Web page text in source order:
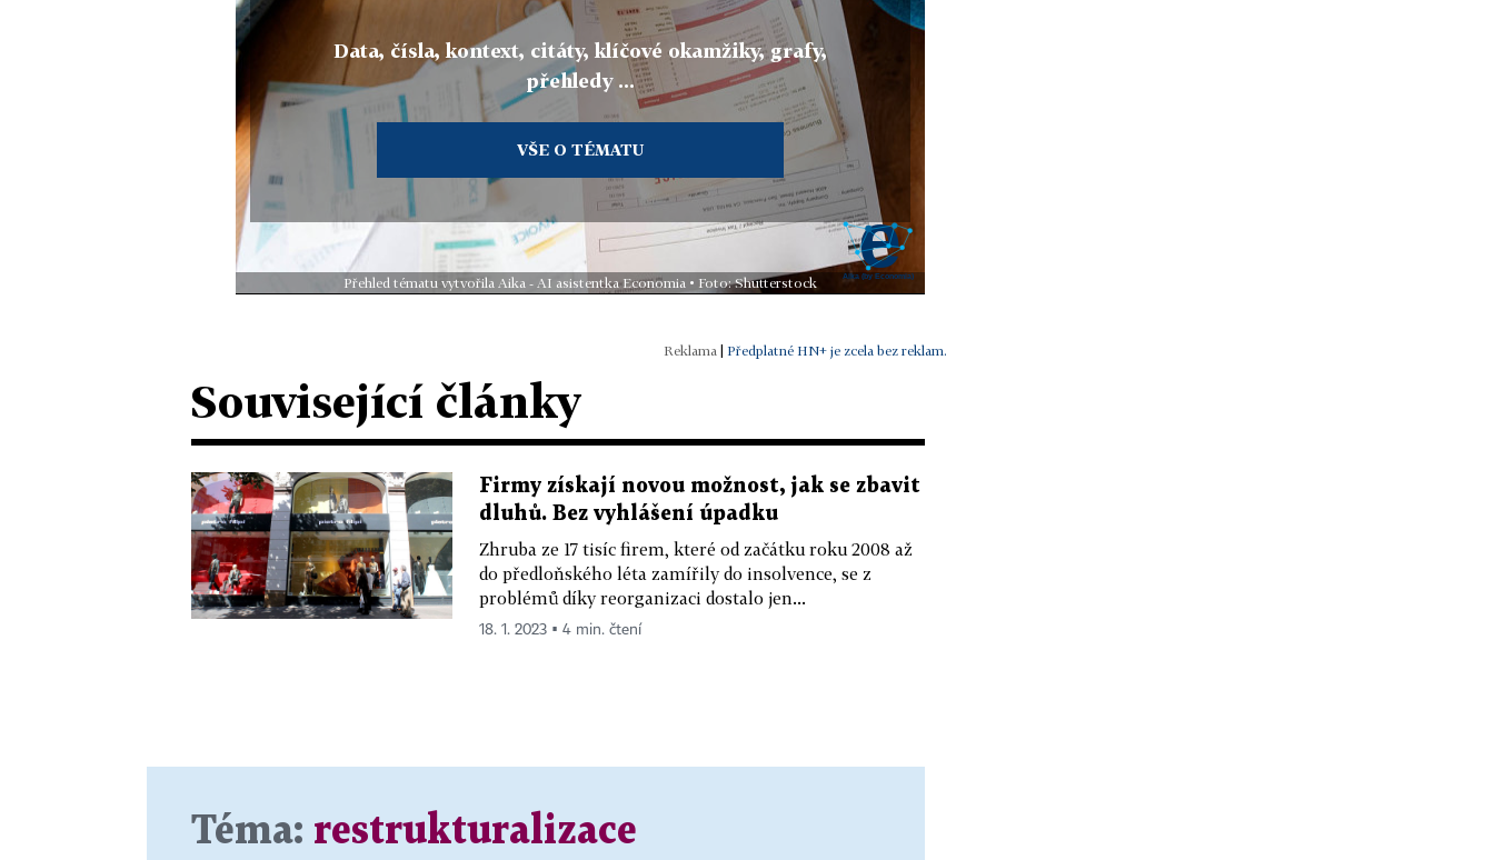
Data, čísla, kontext, citáty, klíčové okamžiky, grafy,
přehledy ...
VŠE O TÉMATU
Přehled tématu vytvořila Aika - AI asistentka Economia • Foto: Shutterstock
Předplatné HN+ je zcela bez reklam.
Související články
Firmy získají novou možnost, jak se zbavit
dluhů. Bez vyhlášení úpadku
Zhruba ze 17 tisíc firem, které od začátku roku 2008 až
do předloňského léta zamířily do insolvence, se z
problémů díky reorganizaci dostalo jen...
18. 1. 2023 ▪ 4 min. čtení
Téma: restrukturalizace